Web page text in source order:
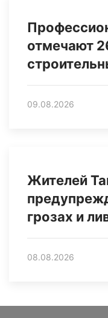
отмечают
09.08.2026
Жителей
грозах и
08.08.2026